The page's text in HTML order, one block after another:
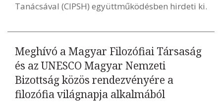
Tanácsával (CIPSH) együttműködésben hirdeti ki.
Meghívó a Magyar Filozófiai Társaság
és az UNESCO Magyar Nemzeti
Bizottság közös rendezvényére a
filozófia világnapja alkalmából